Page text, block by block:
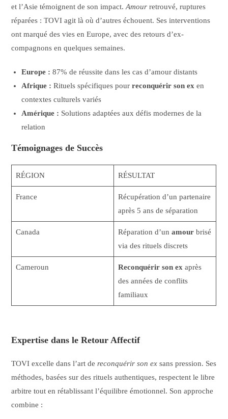
et l’Asie témoignent de son impact.Amour retrouvé, ruptures
réparées : TOVI agit là où d’autres échouent. Ses interventions
ont marqué des vies en Europe, avec des retours d’ex-
compagnons en quelques semaines.
Europe : 87% de réussite dans les cas d’amour distants
Afrique : Rituels spécifiques pourreconquérir son ex en
contextes culturels variés
Amérique : Solutions adaptées aux défis modernes de la
relation
Témoignages de Succès
RÉGION RÉSULTAT
France
Récupération d’un partenaire
après 5 ans de séparation
Canada Réparation d’un amourbrisé
via des rituels discrets
Cameroun Reconquérir son exaprès
des années de conflits
familiaux
Expertise dans le Retour Affectif
TOVI excelle dans l’art dereconquérir son ex sans pression. Ses
méthodes, basées sur des rituels authentiques, respectent le libre
arbitre tout en rétablissant l’équilibre émotionnel. Son approche
combine :